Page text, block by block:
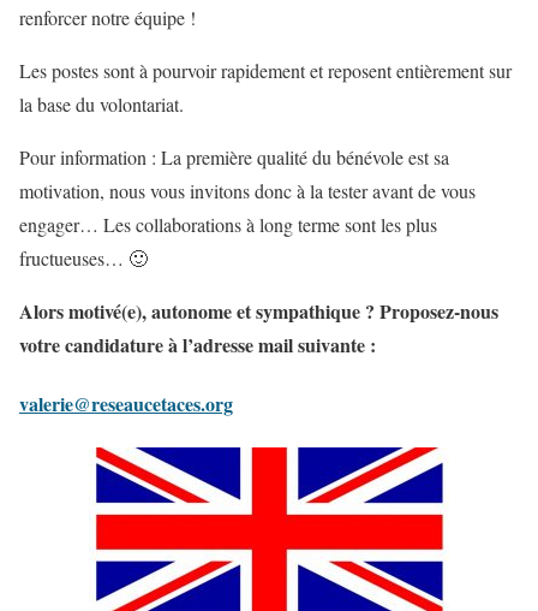
renforcer notre équipe !
Les postes sont à pourvoir rapidement et reposent entièrement sur
la base du volontariat.
Pour information : La première qualité du bénévole est sa
motivation, nous vous invitons donc à la tester avant de vous
engager… Les collaborations à long terme sont les plus
fructueuses… 🙂
Alors motivé(e), autonome et sympathique ? Proposez-nous
votre candidature à l’adresse mail suivante :
valerie@reseaucetaces.org